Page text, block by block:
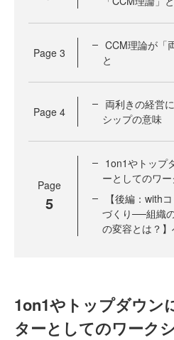
Page 3
CCM理論が「
と
Page 4
両利きの経営
シップの意味
Page
5
1on1やトップ
ーとしてのワ
【後編：with
づくり──組織
の変容とは？】
1on1やトップダウン
ターとしてのワーク